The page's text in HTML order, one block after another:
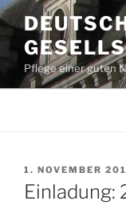
Zum
Inhalt
springen
Pflege einer guten
AM
1. NOVEMBER
Einladung: